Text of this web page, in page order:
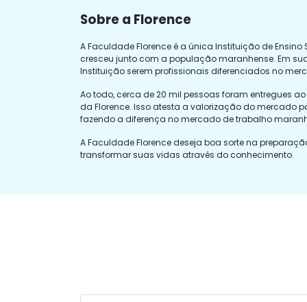
Sobre a Florence
A Faculdade Florence é a única Instituição de
cresceu junto com a população maranhense. Em
Instituição serem profissionais diferenciados no
Ao todo, cerca de 20 mil pessoas foram entregues
da Florence. Isso atesta a valorização do mercado
fazendo a diferença no mercado de trabalho
A Faculdade Florence deseja boa sorte na
transformar suas vidas através do conhecimento.